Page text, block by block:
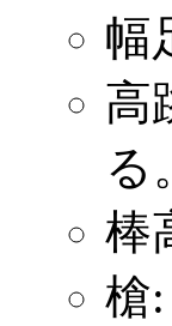
幅
高
る
棒
槍